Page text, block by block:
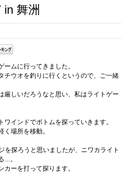
舞洲
ムに行ってきました。
チウオを釣りに行くというので、ご一緒
厳しいだろうなと思い、私はライトゲー
ワインドでボトムを探っていきます。
場所を移動。
を探ろうと思いましたが、ニワカライト
...。
ーを打って探ります。